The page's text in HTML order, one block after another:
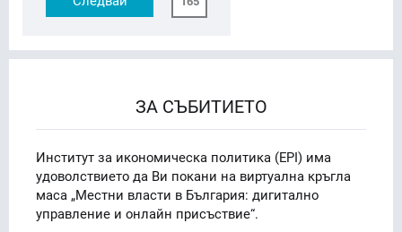
ЗА СЪБИТИЕТО
Институт за икономическа политика (EPI) има
удоволствието да Ви покани на виртуална кръгла
маса „Местни власти в България: дигитално
управление и онлайн присъствие“.